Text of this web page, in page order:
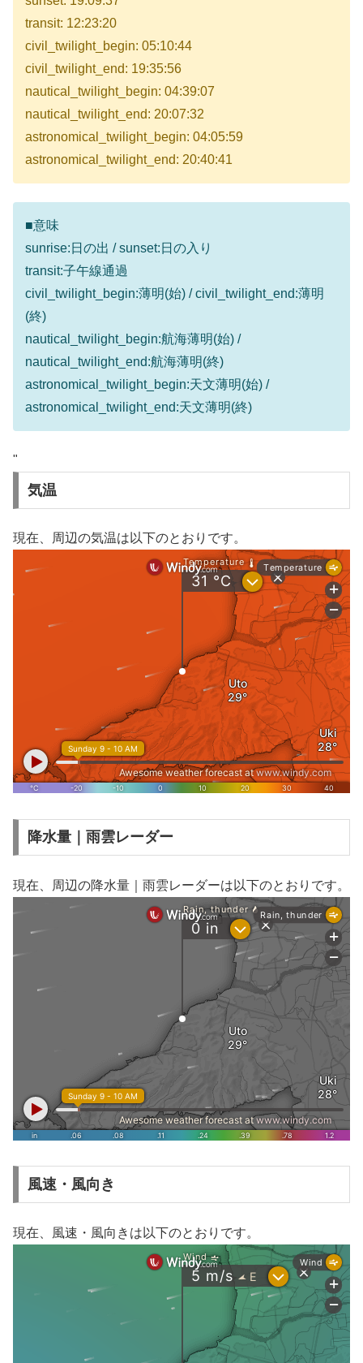
transit: 12:23:20
civil_twilight_begin: 05:10:44
civil_twilight_end: 19:35:56
nautical_twilight_begin: 04:39:07
nautical_twilight_end: 20:07:32
astronomical_twilight_begin: 04:05:59
astronomical_twilight_end: 20:40:41
■意味
sunrise:日の出 / sunset:日の入り
transit:子午線通過
civil_twilight_begin:薄明(始) / civil_twilight_end:薄明
(終)
nautical_twilight_begin:航海薄明(始) /
nautical_twilight_end:航海薄明(終)
astronomical_twilight_begin:天文薄明(始) /
astronomical_twilight_end:天文薄明(終)
"
気温
現在、周辺の気温は以下のとおりです。
降水量｜雨雲レーダー
現在、周辺の降水量｜雨雲レーダーは以下のとおりです。
風速・風向き
現在、風速・風向きは以下のとおりです。